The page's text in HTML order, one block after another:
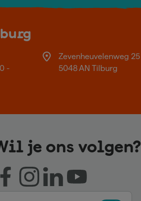
-
Zevenheuvelenweg 25
5048 AN Tilburg
je ons volgen?